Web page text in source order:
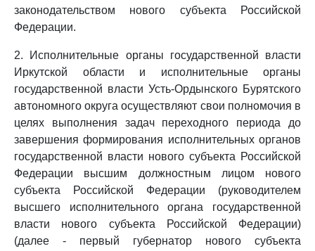
законодательством нового субъекта Российской
Федерации.
2. Исполнительные органы государственной власти
Иркутской области и исполнительные органы
государственной власти Усть-Ордынского Бурятского
автономного округа осуществляют свои полномочия в
целях выполнения задач переходного периода до
завершения формирования исполнительных органов
государственной власти нового субъекта Российской
Федерации высшим должностным лицом нового
субъекта Российской Федерации (руководителем
высшего исполнительного органа государственной
власти нового субъекта Российской Федерации)
(далее - первый губернатор нового субъекта